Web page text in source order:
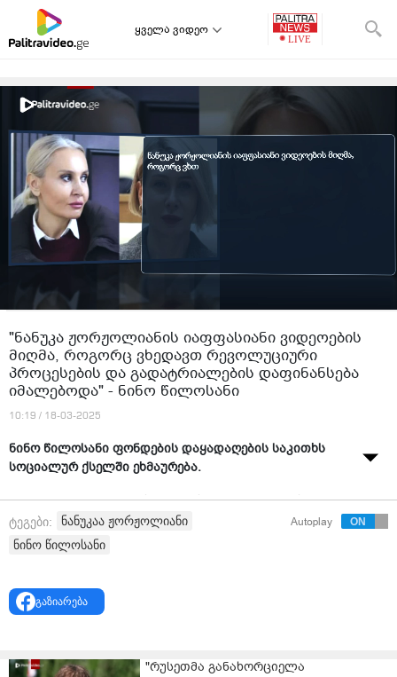
ყველა ვიდეო
"ნანუკა ჟორჟოლიანის იაფფასიანი ვიდეოების
მიღმა, როგორც ვხედავთ რევოლუციური
პროცესების და გადატრიალების დაფინანსება
იმალებოდა" - ნინო წილოსანი
10:19 / 18-03-2025
ნინო წილოსანი ფონდების დაყადაღების საკითხს
სოციალურ ქსელში ეხმაურება.
"ნანუკა ჟორჟოლიანის იაფფასიანი ვიდეოების მიღმა,
როგორც ვხედავთ რევოლუციური პროცესების და
გადატრიალების დაფინანსება იმალებოდა.
კეთილშობილური მიზნის საფარქვეშ, იმ აგრესორებს
აფინანსებდნენ, რომლებმაც აქციების დროს
უფრო ფართოდ რომ შევხედოთ, რევოლუციას
ტეგები:
ნანუკაა ჟორჟოლიანი
ნინო წილოსანი
Autoplay
გაზიარება
"რუსეთმა განახორციელა